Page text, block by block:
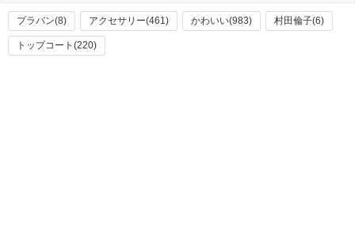
プラバン(8) アクセサリー(461) かわいい(983) 村田倫子(6)
トップコート(220)